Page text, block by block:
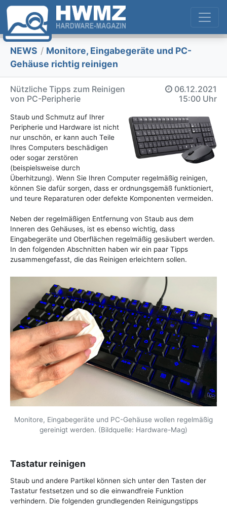
NEWS / Monitore, Eingabegeräte und PC-
Gehäuse richtig reinigen
Nützliche Tipps zum Reinigen
von PC-Peripherie
06.12.2021
15:00 Uhr
Staub und Schmutz auf Ihrer
Peripherie und Hardware ist nicht
nur unschön, er kann auch Teile
Ihres Computers beschädigen
oder sogar zerstören
(beispielsweise durch
Überhitzung). Wenn Sie Ihren Computer regelmäßig reinigen,
können Sie dafür sorgen, dass er ordnungsgemäß funktioniert,
und teure Reparaturen oder defekte Komponenten vermeiden.
Neben der regelmäßigen Entfernung von Staub aus dem
Inneren des Gehäuses, ist es ebenso wichtig, dass
Eingabegeräte und Oberflächen regelmäßig gesäubert werden.
In den folgenden Abschnitten haben wir ein paar Tipps
zusammengefasst, die das Reinigen erleichtern sollen.
Monitore, Eingabegeräte und PC-Gehäuse wollen regelmäßig
gereinigt werden. (Bildquelle: Hardware-Mag)
Tastatur reinigen
Staub und andere Partikel können sich unter den Tasten der
Tastatur festsetzen und so die einwandfreie Funktion
verhindern. Die folgenden grundlegenden Reinigungstipps